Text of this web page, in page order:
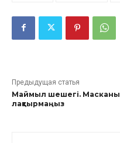
Предыдущая статья
Маймыл шешегі. Масканы
лақтырмаңыз